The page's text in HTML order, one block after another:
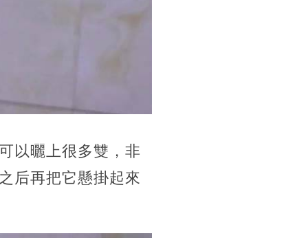
以曬上很多雙，非
后再把它懸掛起來